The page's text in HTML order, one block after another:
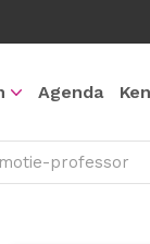
Agenda
professor